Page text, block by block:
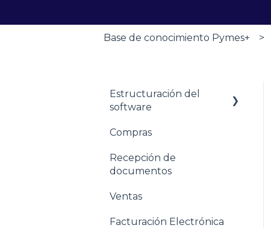
Base de conocimiento Pymes+
Estructuración del
software
Pasos para configurar
Estructuración General
Estructuración
Compras
Recepción de
documentos
Ventas
Facturación Electrónica